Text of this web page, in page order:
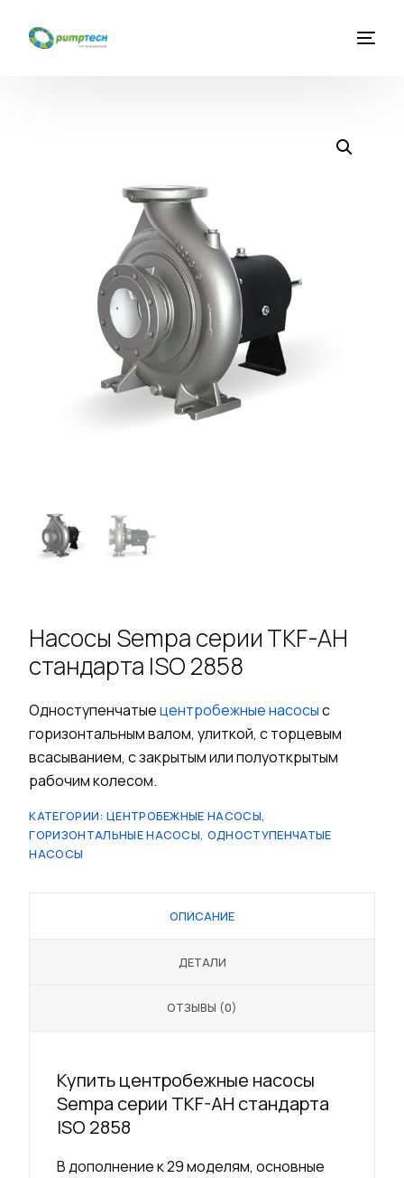
Насосы Sempa серии TKF-AH
стандарта ISO 2858
Одноступенчатыецентробежные насосыс
горизонтальным валом, улиткой, с торцевым
всасыванием, с закрытым или полуоткрытым
рабочим колесом.
КАТЕГОРИИ: ЦЕНТРОБЕЖНЫЕ НАСОСЫ,
ГОРИЗОНТАЛЬНЫЕ НАСОСЫ, ОДНОСТУПЕНЧАТЫЕ
НАСОСЫ
ОПИСАНИЕ
ДЕТАЛИ
ОТЗЫВЫ (0)
Купить центробежные насосы
Sempa серии TKF-AH стандарта
ISO 2858
В дополнение к 29 моделям, основные
Каталог оборудования